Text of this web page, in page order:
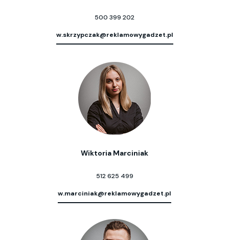
500 399 202
w.skrzypczak@reklamowygadzet.pl
Wiktoria Marciniak
512 625 499
w.marciniak@reklamowygadzet.pl